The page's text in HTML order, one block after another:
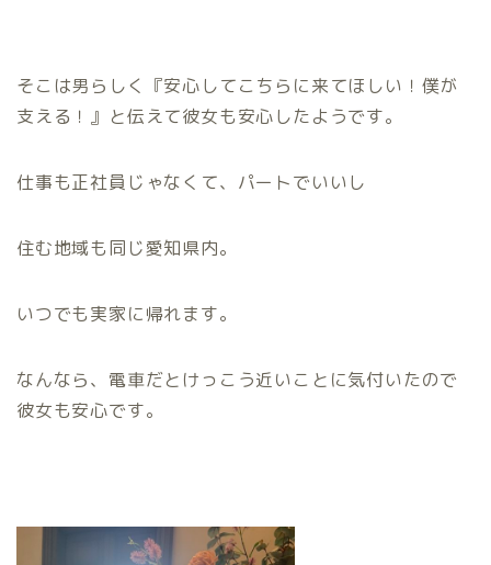
そこは男らしく『安心してこちらに来てほしい！僕が
支える！』と伝えて彼女も安心したようです。
仕事も正社員じゃなくて、パートでいいし
住む地域も同じ愛知県内。
いつでも実家に帰れます。
なんなら、電車だとけっこう近いことに気付いたので
彼女も安心です。